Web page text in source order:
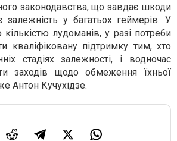
законодавства, що завдає шкоди
у багатьох геймерів. У
лудоманів, у разі потреби
кваліфіковану підтримку тим, хто
стадіях залежності, і водночас
заходів щодо обмеження їхньої
Антон Кучухідзе.